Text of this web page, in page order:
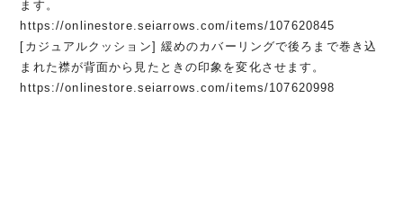
ます。
https://onlinestore.seiarrows.com/items/107620845
[カジュアルクッション] 緩めのカバーリングで後ろまで巻き込
まれた襟が背面から見たときの印象を変化させます。
https://onlinestore.seiarrows.com/items/107620998